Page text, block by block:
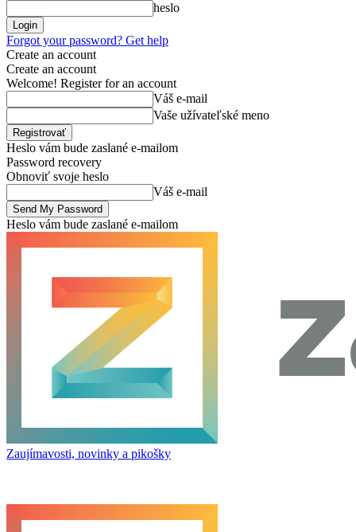
heslo
Forgot your password? Get help
Create an account
Create an account
Welcome! Register for an account
Váš e-mail
Vaše užívateľské meno
Heslo vám bude zaslané e-mailom
Password recovery
Obnoviť svoje heslo
Váš e-mail
Heslo vám bude zaslané e-mailom
Zaujímavosti, novinky a pikošky